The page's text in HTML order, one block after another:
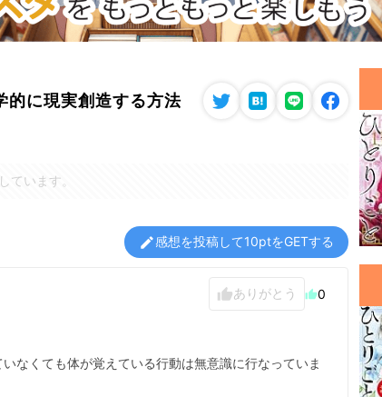
的に現実創造する方法
ています。
edit感想を投稿して10ptをGETする
thumb_upありがとう thumb_up0
なくても体が覚えている行動は無意識に行なっていま